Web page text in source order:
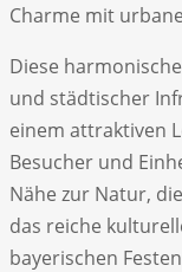
Charme mit
Diese
und städtischer
einem attraktiven
Besucher und
Nähe zur Natur,
das reiche
bayerischen